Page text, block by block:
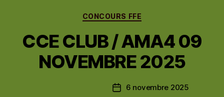
Catégories
CONCOURS FFE
CCE CLUB / AMA4 09
NOVEMBRE 2025
Date6 novembre 2025